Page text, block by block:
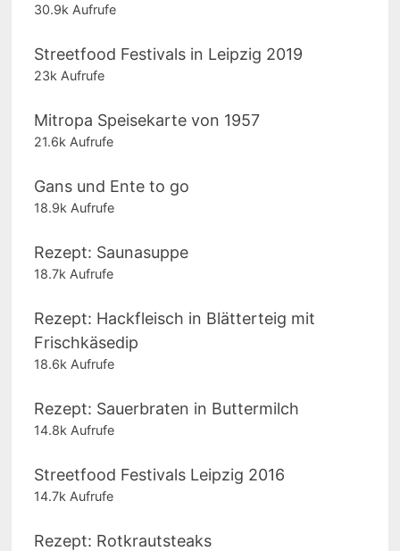
30.9k Aufrufe
Streetfood Festivals in Leipzig 2019
23k Aufrufe
Mitropa Speisekarte von 1957
21.6k Aufrufe
Gans und Ente to go
18.9k Aufrufe
Rezept: Saunasuppe
18.7k Aufrufe
Rezept: Hackfleisch in Blätterteig mit
Frischkäsedip
18.6k Aufrufe
Rezept: Sauerbraten in Buttermilch
14.8k Aufrufe
Streetfood Festivals Leipzig 2016
14.7k Aufrufe
Rezept: Rotkrautsteaks